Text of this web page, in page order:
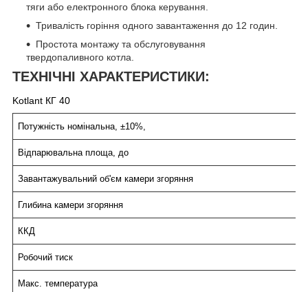
тяги або електронного блока керування.
Тривалість горіння одного завантаження до 12 годин.
Простота монтажу та обслуговування
твердопаливного котла.
ТЕХНІЧНІ ХАРАКТЕРИСТИКИ:
Kotlant КГ 40
Потужність номінальна, ±10%,
Відпарювальна площа, до
Завантажувальний об'єм камери згоряння
Глибина камери згоряння
ККД
Робочий тиск
Макс. температура